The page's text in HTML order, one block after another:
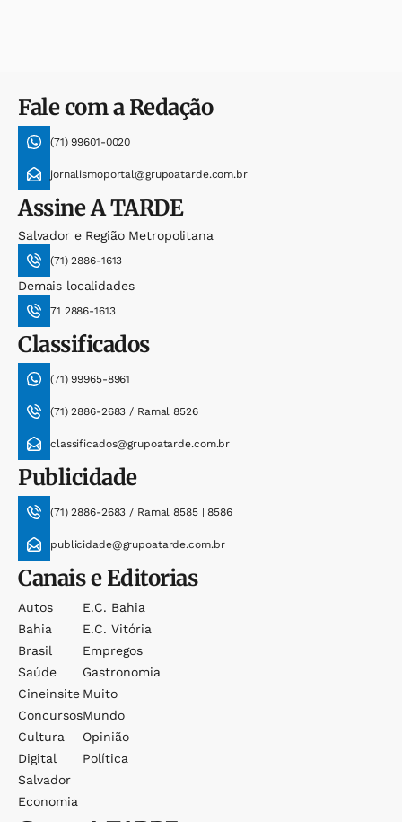
Fale com a Redação
(71) 99601-0020
jornalismoportal@grupoatarde.com.br
AssineA TARDE
Salvador e Região Metropolitana
(71) 2886-1613
Demais localidades
71 2886-1613
Classificados
(71) 99965-8961
(71) 2886-2683 / Ramal 8526
classificados@grupoatarde.com.br
Publicidade
(71) 2886-2683 / Ramal 8585 | 8586
publicidade@grupoatarde.com.br
Canais e Editorias
Autos
Bahia
Brasil
Saúde
Cineinsite
Concursos
Cultura
Digital
Salvador
Economia
E.c. Bahia
E.c. Vitória
Empregos
Gastronomia
Muito
Mundo
Opinião
Política